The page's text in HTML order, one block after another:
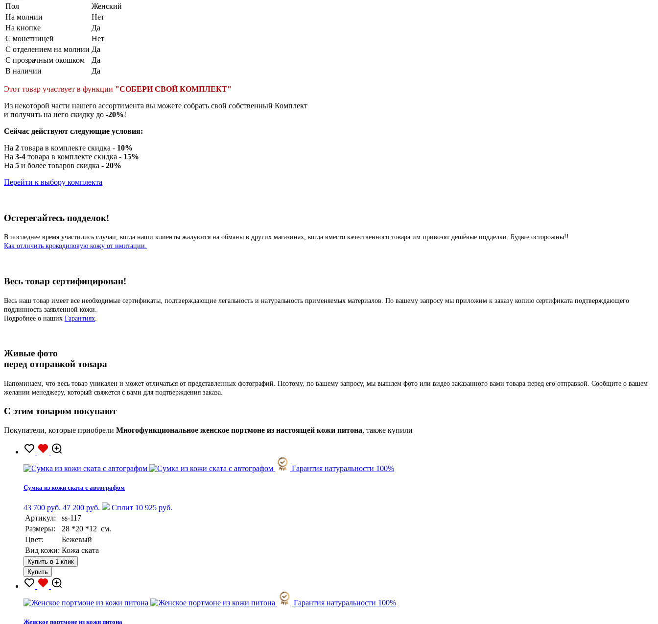
Пол
Женский
На молнии
Нет
На кнопке
Да
С монетницей
Нет
С отделением на молнии Да
С прозрачным окошком
Да
В наличии
Да
Этот товар участвует в функции "СОБЕРИ СВОЙ КОМПЛЕКТ"
Из некоторой части нашего ассортимента вы можете собрать свой собственный Комплект
и получить на него скидку до -20%!
Сейчас действуют следующие условия:
На 2 товара в комплекте скидка - 10%
На 3-4 товара в комплекте скидка - 15%
На 5 и более товаров скидка - 20%
Перейти к выбору комплекта
Остерегайтесь подделок!
В последнее время участились случаи, когда наши клиенты жалуются на обманы в других магазинах, когда вместо качественного товара им привозят дешёвые подделки. Будьте осторожны!!
Как отличить крокодиловую кожу от имитации.
Весь товар сертифицирован!
Весь наш товар имеет все необходимые сертификаты, подтверждающие легальность и натуральность применяемых материалов. По вашему запросу мы приложим к заказу копию сертификата подтверждающего
подлинность заявленной кожи.
Подробнее о наших Гарантиях
Живые фото
перед отправкой товара
Напоминаем, что весь товар уникален и может отличаться от представленных фотографий. Поэтому, по вашему запросу, мы вышлем фото или видео заказанного вами товара перед его отправкой. Сообщите о вашем
желании менеджеру, который свяжется с вами для подтверждения заказа.
C этим товаром покупают
Покупатели, которые приобрели Многофункциональное женское портмоне из настоящей кожи питона, также купили
Гарантия натуральности 100%
Сумка из кожи ската с автографом
43 700 руб. 47 200 руб.
Сплит 10 925 руб.
Артикул:
ss-117
Размеры:
28 *20 *12 см.
Цвет:
Бежевый
Вид кожи: Кожа ската
Купить в 1 клик
Купить
Гарантия натуральности 100%
Женское портмоне из кожи питона